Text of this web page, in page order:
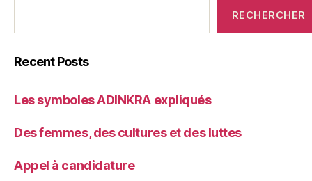
avant?
RECHERCHER
Recent Posts
Les symboles ADINKRA expliqués
Des femmes, des cultures et des luttes
Appel à candidature